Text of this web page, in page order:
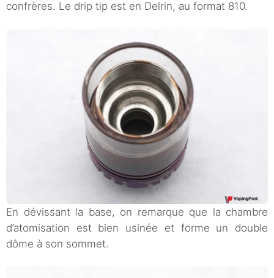
confrères. Le drip tip est en Delrin, au format 810.
En dévissant la base, on remarque que la chambre
d’atomisation est bien usinée et forme un double
dôme à son sommet.